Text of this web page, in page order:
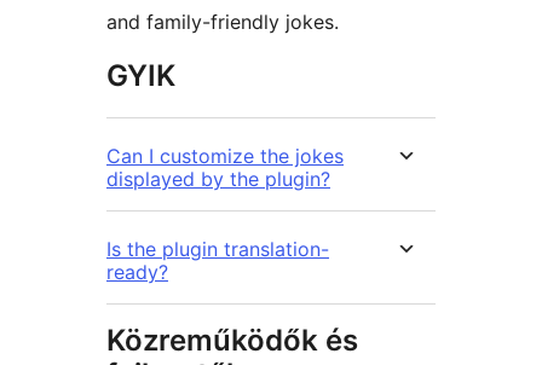
and family-friendly jokes.
GYIK
Can I customize the jokes
displayed by the plugin?
Is the plugin translation-
ready?
Közreműködők és